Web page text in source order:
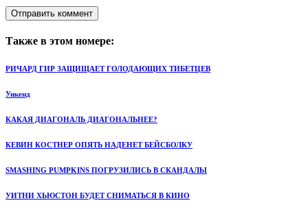
Также в этом номере:
РИЧАРД ГИР ЗАЩИЩАЕТ ГОЛОДАЮЩИХ ТИБЕТЦЕВ
Уикенд
КАКАЯ ДИАГОНАЛЬ ДИАГОНАЛЬНЕЕ?
КЕВИН КОСТНЕР ОПЯТЬ НАДЕНЕТ БЕЙСБОЛКУ
SMASHING PUMPKINS ПОГРУЗИЛИСЬ В СКАНДАЛЫ
УИТНИ ХЬЮСТОН БУДЕТ СНИМАТЬСЯ В КИНО